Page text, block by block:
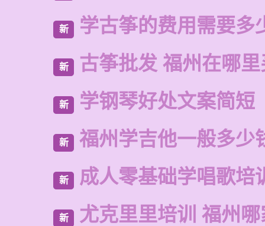
新 学古筝的费用需要多
新 古筝批发 福州在哪
新 学钢琴好处文案简短
新 福州学吉他一般多少
新 成人零基础学唱歌培
新 尤克里里培训 福州